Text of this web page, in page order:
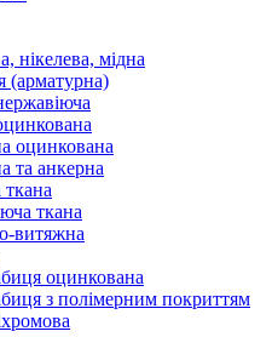
нікелева, мідна
(арматурна)
оцинкована
та анкерна
ткана
ткана
витяжна
оцинкована
з полімерним покриттям